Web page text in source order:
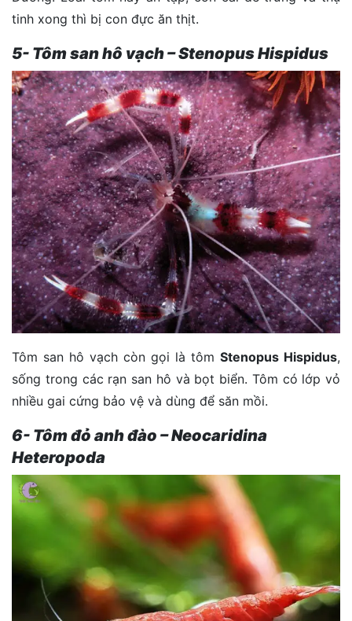
tinh xong thì bị con đực ăn thịt.
5- Tôm san hô vạch – Stenopus Hispidus
Tôm san hô vạch còn gọi là tôm Stenopus Hispidus,
sống trong các rạn san hô và bọt biển. Tôm có lớp vỏ
nhiều gai cứng bảo vệ và dùng để săn mồi.
6- Tôm đỏ anh đào – Neocaridina
Heteropoda